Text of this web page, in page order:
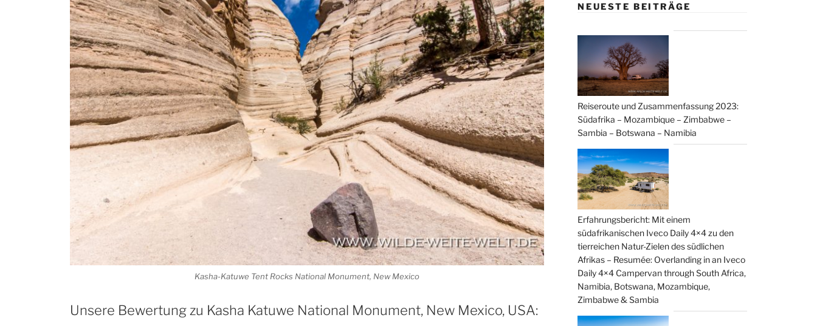
Kasha-Katuwe Tent Rocks National Monument, New Mexico
Unsere Bewertung zu Kasha Katuwe National Monument, New Mexico, USA:
NEUESTE BEITRÄGE
Reiseroute und Zusammenfassung 2023:
Südafrika – Mozambique – Zimbabwe –
Sambia – Botswana – Namibia
Erfahrungsbericht: Mit einem
südafrikanischen Iveco Daily 4×4 zu den
tierreichen Natur-Zielen des südlichen
Afrikas – Resumée: Overlanding in an Iveco
Daily 4×4 Campervan through South Africa,
Namibia, Botswana, Mozambique,
Zimbabwe & Sambia